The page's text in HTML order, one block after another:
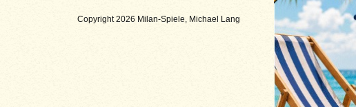
Copyright 2026 Milan-Spiele, Michael Lang